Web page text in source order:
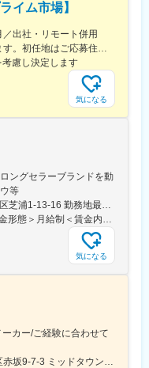
タルサイネージ等）をはじ
怠管理）、クラウドサービ
など、約500社のメーカー
能です。
一体提案ができる点が最大
ダー、DXスペシャリスト、
リアが描けます。
もつ地域密着企業です。長
ポート体制でお客様から一
イム市場】
出社・リモート併用
★配属エリアは希望を考慮し決定します。初任地はご応募住所での配属となります。入社後、転勤が伴う異動に関しては、必ず勤務地のご希望も確認した上で決定します。【配属オフィス一覧】■東京都品川区西品川1丁目1-1 大崎ガーデンタワー■愛知県名古屋市中村区名駅南4丁目11-40■京都府京都市伏見区竹田田中宮町103 ■大阪府大阪市中央区本町2丁目6-8 センバ・セントラルビル9F■大阪府箕面市萱野4丁目5-45■広島県広島市安佐南区西原6丁目11-8■福岡県福岡市博多区半道橋2-15-10 SOLAビル★出社とリモートワークを併用しながらの勤務となります。 業務に慣れるまでは、原則出社となります。 慣れてきたら少しずつリモートの日を増やし、最終的には週1～3日ほどの出社となる予定です（目安：～入社6カ月）。※受動喫煙対策：あり
慮し決定します
気になる
ングセラーブランドを動
等
＜勤務地詳細1＞本社住所：東京都港区芝浦1-13-16 勤務地最寄駅：JR、都営三田、都営浅草線／田町、三田駅受動喫煙対策：屋内全面禁煙＜勤務地詳細2＞中部支店住所：名古屋市東区徳川1-15-30 勤務地最寄駅：名古屋市営地下鉄桜通線／高岳駅受動喫煙対策：屋内喫煙可能場所あり＜勤務地詳細3＞関西支店住所：尼崎市上坂部1-1-1 勤務地最寄駅：JR線／塚口駅受動喫煙対策：屋内全面禁煙変更の範囲：会社の定める事業所（リモートワーク含む）
＜予定年収＞500万円～700万円＜賃金形態＞月給制＜賃金内訳＞月額（基本給）：240,000円～320,000円＜月給＞240,000円～320,000円＜昇給有無＞有＜残業手当＞有＜給与補足＞■昇給：年1回（4月）■賞与：年2回（6月、12月）賃金はあくまでも目安の金額であり、選考を通じて上下する可能性があります。月給(月額)は固定手当を含めた表記です。
気になる
ーカー/ご経験に合わせて
＜勤務地詳細＞本社住所：東京都港区赤坂9-7-3 ミッドタウン・ウェスト勤務地最寄駅：東京メトロ日比谷線／都営大江戸線／六本木駅受動喫煙対策：敷地内全面禁煙